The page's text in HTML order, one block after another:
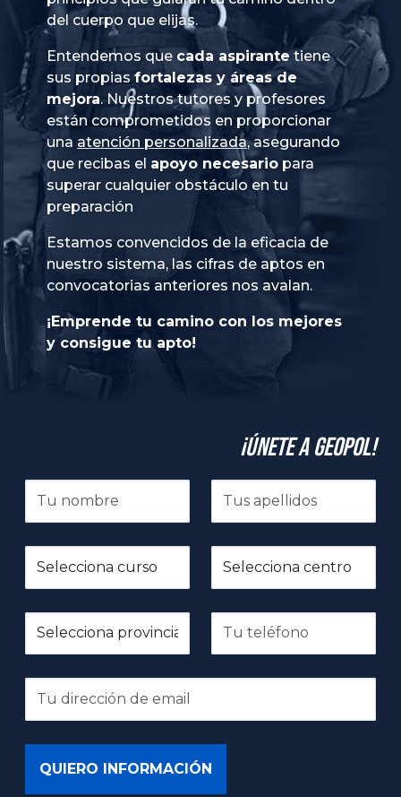
del cuerpo que elijas.
Entendemos que cada aspirante tiene
sus propias fortalezas y áreas de
mejora. Nuestros tutores y profesores
están comprometidos en proporcionar
una atención personalizada, asegurando
que recibas el apoyo necesario para
superar cualquier obstáculo en tu
preparación
Estamos convencidos de la eficacia de
nuestro sistema, las cifras de aptos en
convocatorias anteriores nos avalan.
¡Emprende tu camino con los mejores
y consigue tu apto!
¡Únete a GeoPol!